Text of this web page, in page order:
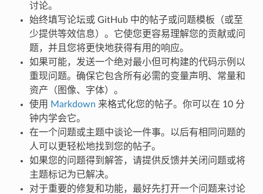
讨论。
始终填写论坛或 GitHub 中的帖子或问题模板（或至
少提供等效信息）。它使您更容易理解您的贡献或问
题，并且您将更快地获得有用的响应。
如果可能，发送一个绝对最小但可构建的代码示例以
重现问题。确保它包含所有必需的变量声明、常量和
资产（图像、字体）。
使用 Markdown 来格式化您的帖子。你可以在 10 分
钟内学会它。
在一个问题或主题中谈论一件事。以后有相同问题的
人可以更轻松地找到您的帖子。
如果您的问题得到解答，请提供反馈并关闭问题或将
主题标记为已解决。
对于重要的修复和功能，最好先打开一个问题来讨论